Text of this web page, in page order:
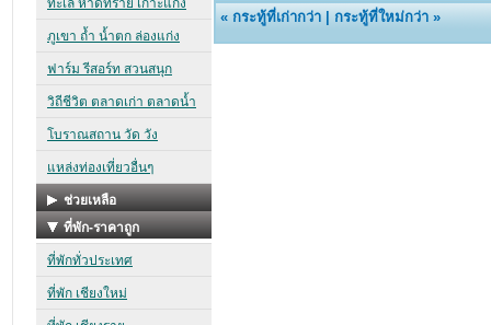
«กระทู้ที่เก่ากว่า |กระทู้ที่ใหม่กว่า »